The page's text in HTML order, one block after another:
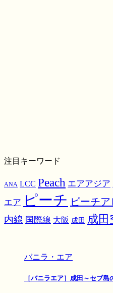
注目キーワード
ANA LCC Peach エアアジア
エア ピーチ ピーチ
内線 国際線 大阪 成田 成田
バニラ・エア
［バニラエア］成田～セブ